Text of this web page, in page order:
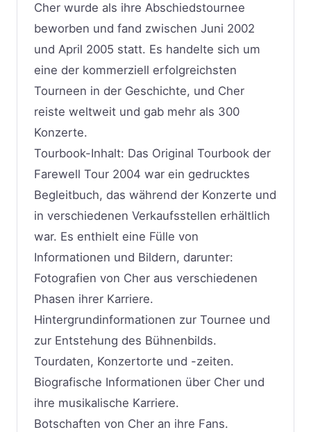
Cher wurde als ihre Abschiedstournee
beworben und fand zwischen Juni 2002
und April 2005 statt. Es handelte sich um
eine der kommerziell erfolgreichsten
Tourneen in der Geschichte, und Cher
reiste weltweit und gab mehr als 300
Konzerte.
Tourbook-Inhalt: Das Original Tourbook der
Farewell Tour 2004 war ein gedrucktes
Begleitbuch, das während der Konzerte und
in verschiedenen Verkaufsstellen erhältlich
war. Es enthielt eine Fülle von
Informationen und Bildern, darunter:
Fotografien von Cher aus verschiedenen
Phasen ihrer Karriere.
Hintergrundinformationen zur Tournee und
zur Entstehung des Bühnenbilds.
Tourdaten, Konzertorte und -zeiten.
Biografische Informationen über Cher und
ihre musikalische Karriere.
Botschaften von Cher an ihre Fans.